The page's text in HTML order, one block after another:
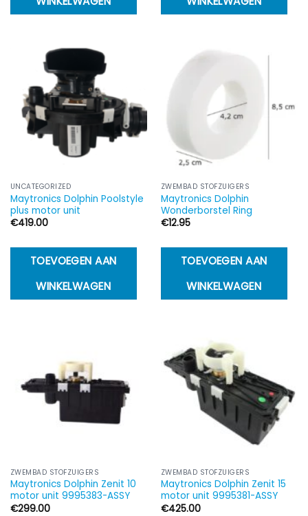
UNCATEGORIZED
Maytronics Dolphin Poolstyle
plus motor unit
€419.00
TOEVOEGEN AAN
WINKELWAGEN
ZWEMBAD STOFZUIGERS
Maytronics Dolphin
Wonderborstel Ring
€12.95
TOEVOEGEN AAN
WINKELWAGEN
ZWEMBAD STOFZUIGERS
Maytronics Dolphin Zenit 10
motor unit 9995383-ASSY
€299.00
ZWEMBAD STOFZUIGERS
Maytronics Dolphin Zenit 15
motor unit 9995381-ASSY
€425.00